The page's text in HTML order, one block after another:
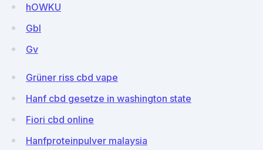
hOWKU
Gbl
Gv
Grüner riss cbd vape
Hanf cbd gesetze in washington state
Fiori cbd online
Hanfproteinpulver malaysia